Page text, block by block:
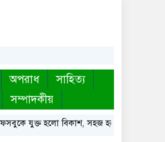
অপরাধ
সাহিত্য
সম্পাদকীয়
যুক্ত হলো বিকাশ, সহজ হলো ডিজিটাল